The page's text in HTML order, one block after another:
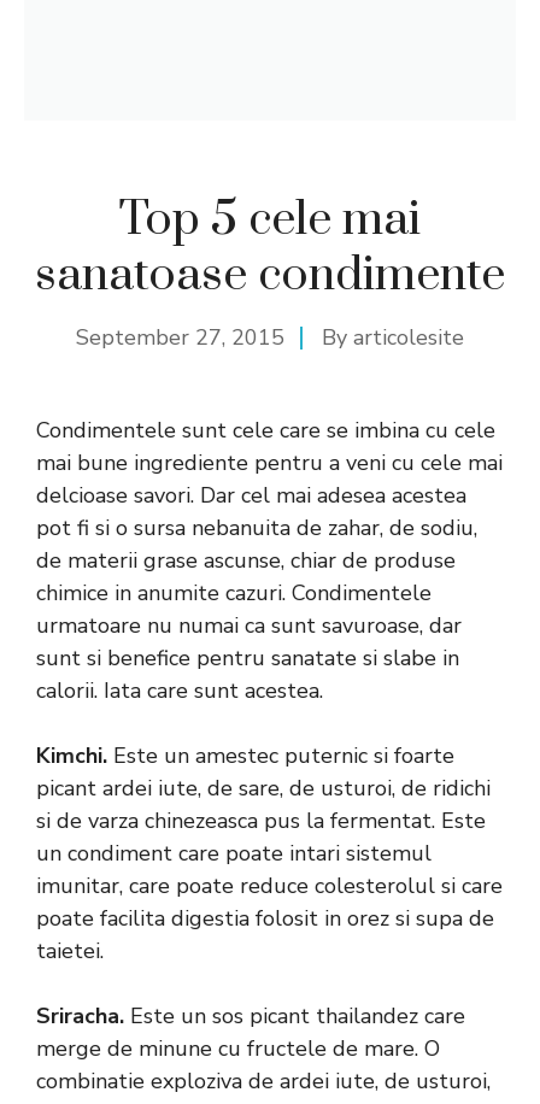
Top 5 cele mai
sanatoase condimente
September 27, 2015 By articolesite
Condimentele sunt cele care se imbina cu cele
mai bune ingrediente pentru a veni cu cele mai
delcioase savori. Dar cel mai adesea acestea
pot fi si o sursa nebanuita de zahar, de sodiu,
de materii grase ascunse, chiar de produse
chimice in anumite cazuri. Condimentele
urmatoare nu numai ca sunt savuroase, dar
sunt si benefice pentru sanatate si slabe in
calorii. Iata care sunt acestea.
Kimchi. Este un amestec puternic si foarte
picant ardei iute, de sare, de usturoi, de ridichi
si de varza chinezeasca pus la fermentat. Este
un condiment care poate intari sistemul
imunitar, care poate reduce colesterolul si care
poate facilita digestia folosit in orez si supa de
taietei.
Sriracha. Este un sos picant thailandez care
merge de minune cu fructele de mare. O
combinatie exploziva de ardei iute, de usturoi,